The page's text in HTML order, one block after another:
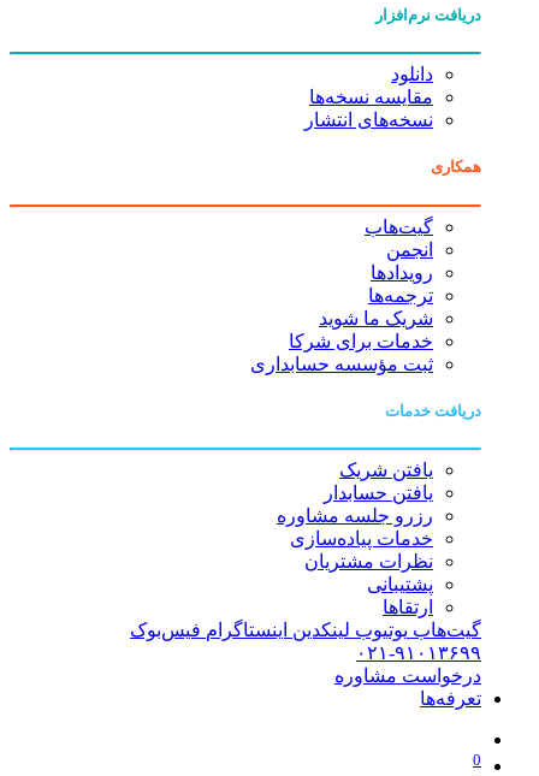
دریافت نرم‌افزار
دانلود
مقایسه نسخه‌ها
نسخه‌های انتشار
همکاری
گیت‌هاب
انجمن
رویدادها
ترجمه‌ها
شریک ما شوید
خدمات برای شرکا
ثبت مؤسسه حسابداری
دریافت خدمات
یافتن شریک
یافتن حسابدار
رزرو جلسه مشاوره
خدمات پیاده‌سازی
نظرات مشتریان
پشتیبانی
ارتقاها
گیت‌هاب یوتیوب لینکدین اینستاگرام فیس‌بوک
۰۲۱-۹۱۰۱۳۶۹۹
درخواست مشاوره
تعرفه‌ها
0